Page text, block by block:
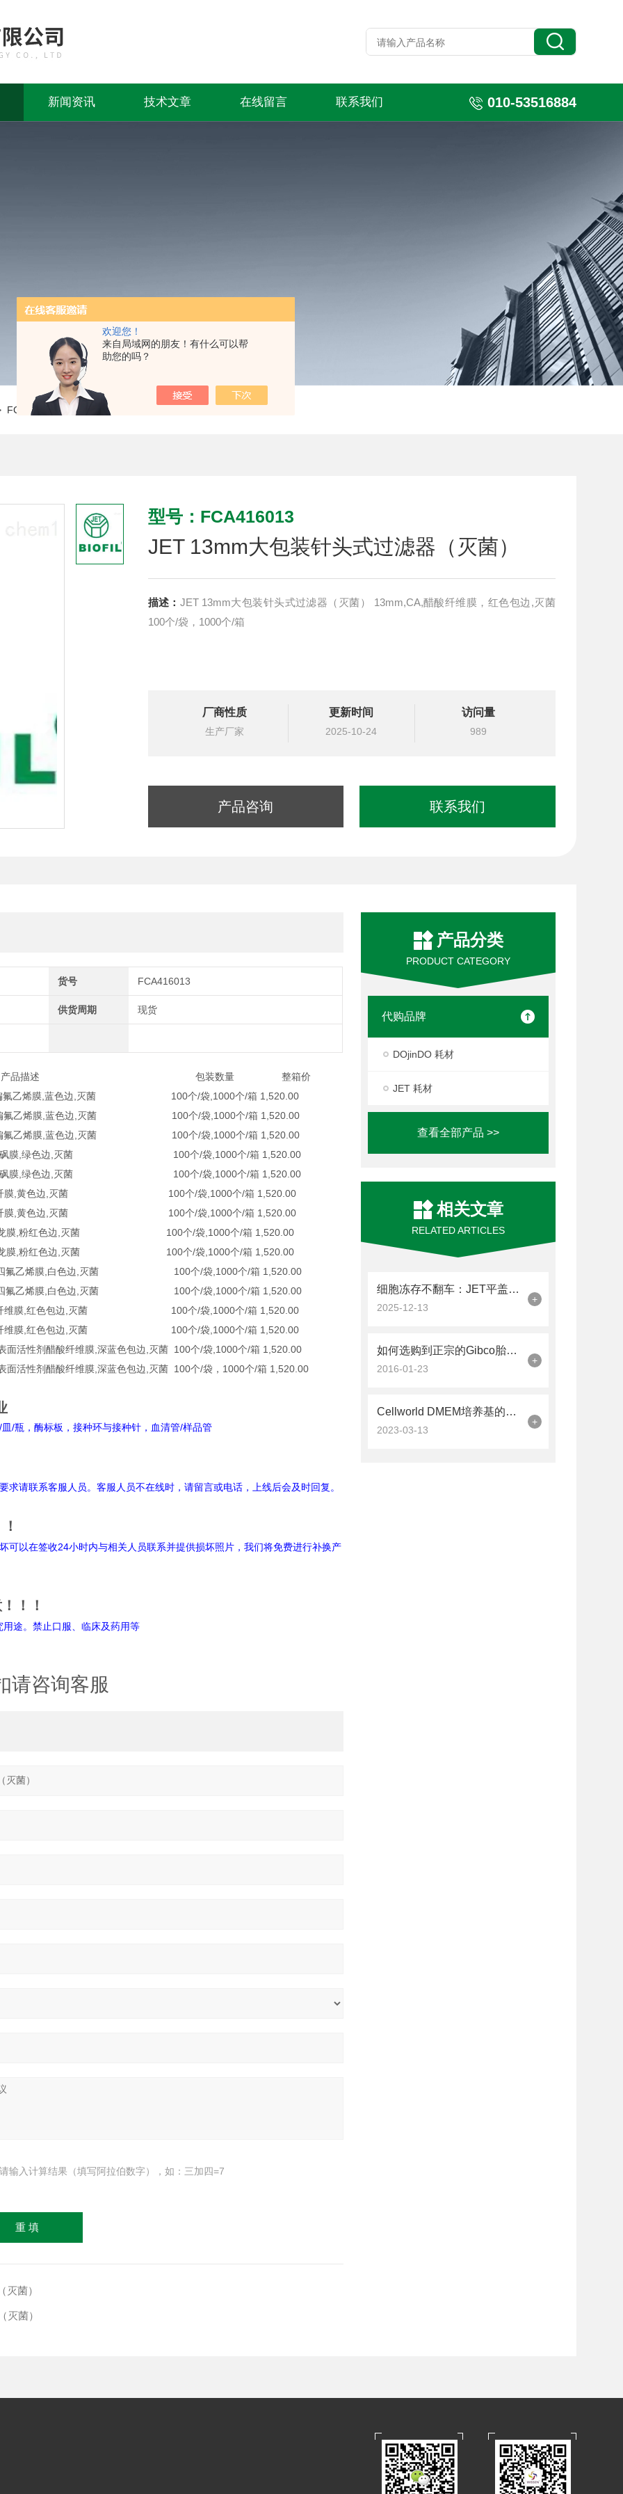
欢迎您！
来自局域网的朋友！有什么可以帮
助您的吗？
新闻资讯 技术文章 在线留言 联系我们 010-53516884
13mm大包装针头式过滤器（灭菌）
型号：FCA416013
JET 13mm大包装针头式过滤器（灭菌）
描述： JET 13mm大包装针头式过滤器（灭菌） 13mm,CA,醋酸纤维膜，红色包边,灭菌
100个/袋，1000个/箱
厂商性质
生产厂家
更新时间
2025-10-24
访问量
989
产品咨询 联系我们
产品分类
PRODUCT CATEGORY
代购品牌
DOjinDO 耗材
JET 耗材
查看全部产品 >>
相关文章
RELATED ARTICLES
细胞冻存不翻车：JET平盖冻存管的加液量与密封操作技巧
2025-12-13
+
如何选购到正宗的Gibco胎牛血清
2016-01-23
+
Cellworld DMEM培养基的配制方法你知道么
2023-03-13
+
货号 FCA416013
供货周期 现货
品描述 包装数量 整箱价
聚偏氟乙烯膜,蓝色边,灭菌 100个/袋,1000个/箱 1,520.00
聚偏氟乙烯膜,蓝色边,灭菌 100个/袋,1000个/箱 1,520.00
聚偏氟乙烯膜,蓝色边,灭菌 100个/袋,1000个/箱 1,520.00
聚醚砜膜,绿色边,灭菌 100个/袋,1000个/箱 1,520.00
聚醚砜膜,绿色边,灭菌 100个/袋,1000个/箱 1,520.00
混纤膜,黄色边,灭菌 100个/袋,1000个/箱 1,520.00
混纤膜,黄色边,灭菌 100个/袋,1000个/箱 1,520.00
尼龙膜,粉红色边,灭菌 100个/袋,1000个/箱 1,520.00
尼龙膜,粉红色边,灭菌 100个/袋,1000个/箱 1,520.00
聚四氟乙烯膜,白色边,灭菌 100个/袋,1000个/箱 1,520.00
聚四氟乙烯膜,白色边,灭菌 100个/袋,1000个/箱 1,520.00
醋酸纤维膜,红色包边,灭菌 100个/袋,1000个/箱 1,520.00
醋酸纤维膜,红色包边,灭菌 100个/袋,1000个/箱 1,520.00
面活性剂醋酸纤维膜,深蓝色包边,灭菌 100个/袋,1000个/箱 1,520.00
面活性剂醋酸纤维膜,深蓝色包边,灭菌 100个/袋，1000个/箱 1,520.00
/瓶，酶标板，接种环与接种针，血清管/样品管
请联系客服人员。客服人员不在线时，请留言或电话，上线后会及时回复。
可以在签收24小时内与相关人员联系并提供损坏照片，我们将免费进行补换产
！！
口服、临床及药用等
请咨询客服
请输入计算结果（填写阿拉伯数字），如：三加四=7
菌）
灭菌）